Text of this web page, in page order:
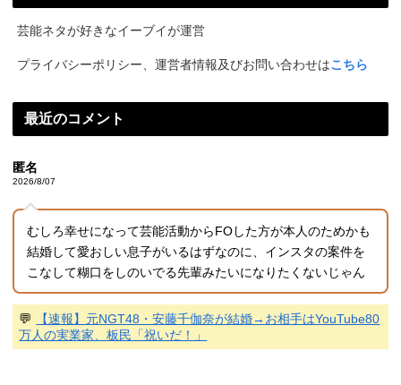
芸能ネタが好きなイーブイが運営
プライバシーポリシー、運営者情報及びお問い合わせはこちら
最近のコメント
匿名
2026/8/07
むしろ幸せになって芸能活動からFOした方が本人のためかも
結婚して愛おしい息子がいるはずなのに、インスタの案件を
こなして糊口をしのいでる先輩みたいになりたくないじゃん
💬
【速報】元NGT48・安藤千伽奈が結婚→お相手はYouTube80
万人の実業家、板民「祝いだ！」